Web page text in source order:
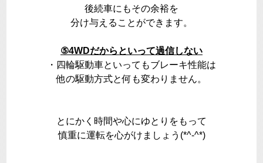
後続車にもその余裕を
分け与えることができます。
⑤4WDだからといって過信しない
・四輪駆動車といってもブレーキ性能は
他の駆動方式と何も変わりません。
とにかく時間や心にゆとりをもって
慎重に運転を心がけましょう(*^-^*)